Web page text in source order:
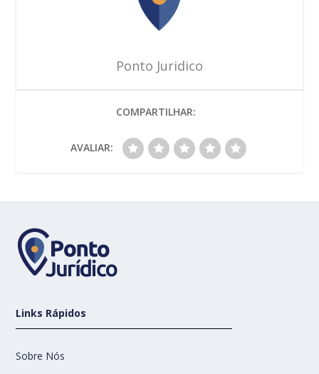
Ponto Juridico
COMPARTILHAR:
AVALIAR:
Links Rápidos
Sobre Nós